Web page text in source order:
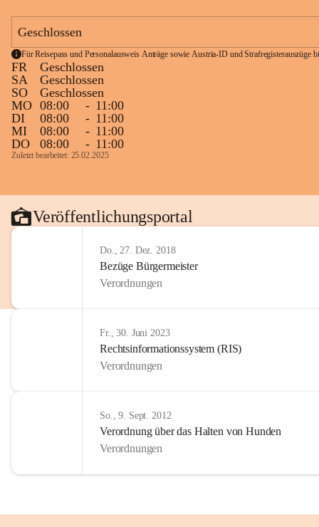
Geschlossen
Für Reisepass und Personalausweis Anträge sowie Austria-ID und Strafregisterauszüge
FR
Geschlossen
SA
Geschlossen
SO
Geschlossen
MO 08:00 - 11:00
DI
08:00 - 11:00
MI
08:00 - 11:00
DO
08:00 - 11:00
Zuletzt bearbeitet: 25.02.2025
Veröffentlichungsportal
Do., 27. Dez. 2018
Bezüge Bürgermeister
Verordnungen
Fr., 30. Juni 2023
Rechtsinformationssystem (RIS)
Verordnungen
So., 9. Sept. 2012
Verordnung über das Halten von Hunden
Verordnungen